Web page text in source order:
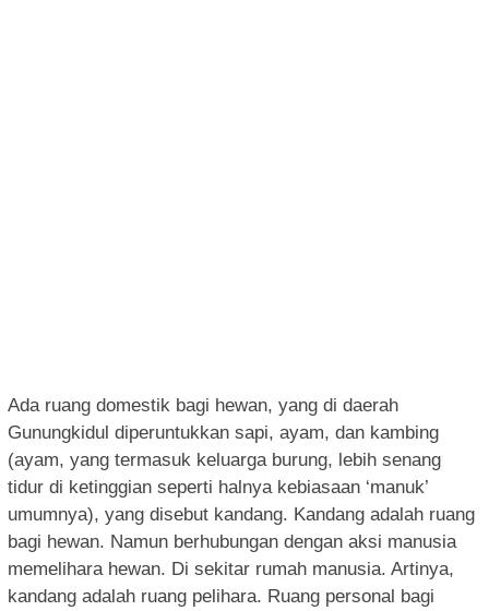
Ada ruang domestik bagi hewan, yang di daerah
Gunungkidul diperuntukkan sapi, ayam, dan kambing
(ayam, yang termasuk keluarga burung, lebih senang
tidur di ketinggian seperti halnya kebiasaan ‘manuk’
umumnya), yang disebut kandang. Kandang adalah ruang
bagi hewan. Namun berhubungan dengan aksi manusia
memelihara hewan. Di sekitar rumah manusia. Artinya,
kandang adalah ruang pelihara. Ruang personal bagi